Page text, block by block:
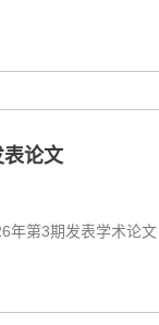
论文
年第3期发表学术论